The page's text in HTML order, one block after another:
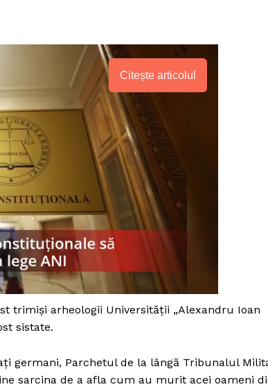
Citește articolul
trimişi arheologii Universităţii „Alexandru Ioan
sistate.
germani, Parchetul de la lângă Tribunalul
sarcina de a afla cum au murit acei oameni